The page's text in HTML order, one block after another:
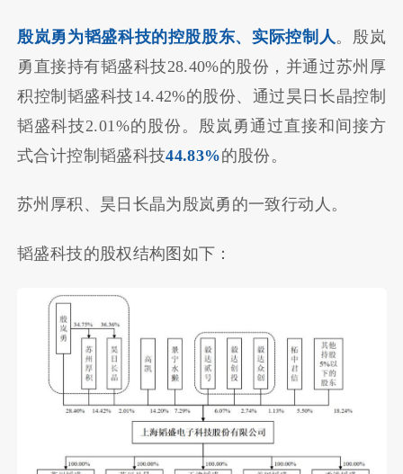
殷岚勇为韬盛科技的控股股东、实际控制人 。殷岚
勇直接持有韬盛科技28.40%的股份，并通过苏州厚
积控制韬盛科技14.42%的股份、通过昊日长晶控制
韬盛科技2.01%的股份。殷岚勇通过直接和间接方
式合计控制韬盛科技44.83%的股份。
苏州厚积、昊日长晶为殷岚勇的一致行动人。
韬盛科技的股权结构图如下：